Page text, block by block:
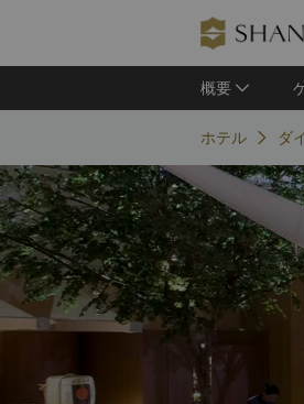
概要
ホテル ダ